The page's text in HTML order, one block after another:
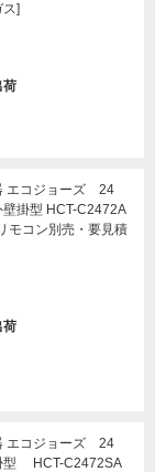
]
荷
エコジョーズ 24
掛型 HCT-C2472A
モコン別売・要見積
荷
エコジョーズ 24
HCT-C2472SA